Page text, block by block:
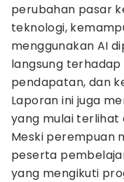
perubahan pasar
teknologi,
menggunakan AI
langsung
pendapatan, dan
Laporan ini juga
yang mulai terlihat
Meski perempuan
peserta
yang mengikuti